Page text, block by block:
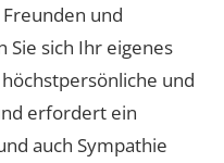
und
Sie sich Ihr eigenes
und
erfordert ein
auch Sympathie